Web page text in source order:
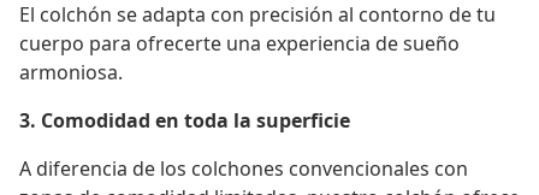
El colchón se adapta con precisión al contorno de tu
cuerpo para ofrecerte una experiencia de sueño
armoniosa.
3. Comodidad en toda la superficie
A diferencia de los colchones convencionales con